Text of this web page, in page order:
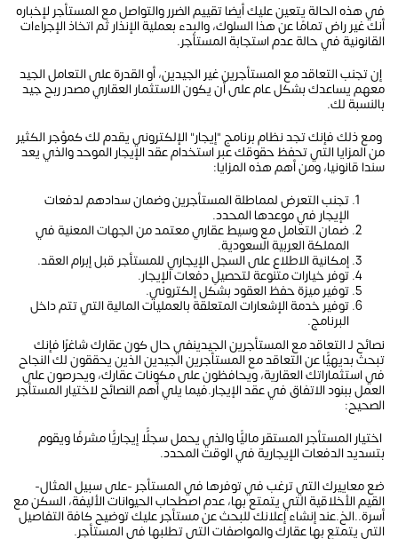
في هذه الحالة يتعين عليك أيضا تقييم الضرر والتواصل مع المستأجر لإخباره
أنك غير راض تمامًا عن هذا السلوك، والبدء بعملية الإنذار ثم اتخاذ الإجراءات
القانونية في حالة عدم استجابة المستأجر.
إن تجنب التعاقد مع المستأجرين غير الجيدين، أو القدرة على التعامل الجيد
معهم يساعدك بشكل عام على أن يكون الاستثمار العقاري مصدر ربح جيد
بالنسبة لك.
ومع ذلك فإنك تجد نظام برنامج "إيجار" الإلكتروني يقدم لك كمؤجر الكثير
من المزايا التي تحفظ حقوقك عبر استخدام عقد الإيجار الموحد والذي يعد
سندا قانونيا، ومن أهم هذه المزايا:
تجنب التعرض لمماطلة المستأجرين وضمان سدادهم لدفعات
الإيجار في موعدها المحدد.
ضمان التعامل مع وسيط عقاري معتمد من الجهات المعنية في
المملكة العربية السعودية.
إمكانية الاطلاع على السجل الإيجاري للمستأجر قبل إبرام العقد.
توفر خيارات متنوعة لتحصيلِ دفعات الإيجار.
توفير ميزة حفظ العقود بشكل إلكتروني.
توفير خدمة الإشعارات المتعلقة بالعمليات المالية التي تتم داخل
البرنامج.
نصائح لـ التعاقد مع المستأجرين الجيدينفي حال كون عقارك شاغرًا فإنك
تبحث بديهيًّا عن التعاقد مع المستأجرين الجيدين الذين يحققون لك النجاح
في استثماراتك العقارية، ويحافظون على مكونات عقارك، ويحرصون على
العمل ببنود الاتفاق في عقد الإيجار.فيما يلي أهم النصائح لاختيار المستأجر
الصحيح:
اختيار المستأجر المستقر ماليًّا والذي يحمل سجلًّا إيجاريًّا مشرفًا ويقوم
بتسديد الدفعات الإيجارية في الوقت المحدد.
ضع معاييرك التي ترغب في توفرها في المستأجر -على سبيل المثال-
القيم الأخلاقية التي يتمتع بها، عدم اصطحاب الحيوانات الأليفة، السكن مع
أسرة..الخ.عند إنشاء إعلانك للبحث عن مستأجر عليك توضيح كافة التفاصيل
التي يتمتع بها عقارك والمواصفات التي تطلبها في المستأجر.